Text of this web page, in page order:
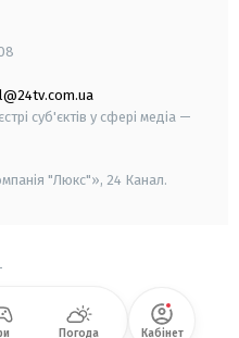
суб'єктів у сфері медіа —
"Люкс"», 24 Канал.
Погода Кабінет